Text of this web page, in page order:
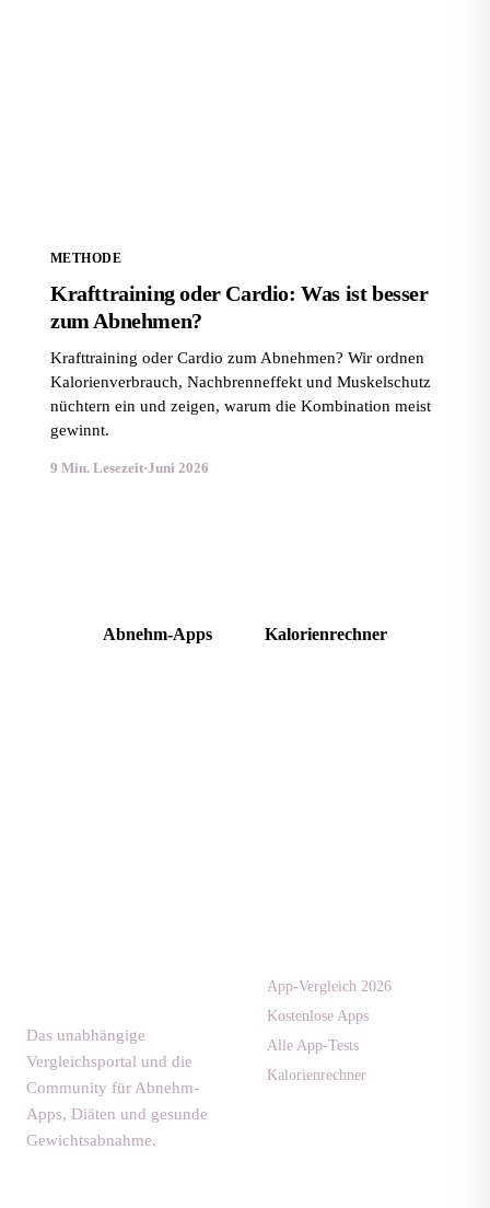
METHODE
Krafttraining oder Cardio: Was ist besser
zum Abnehmen?
Krafttraining oder Cardio zum Abnehmen? Wir ordnen
Kalorienverbrauch, Nachbrenneffekt und Muskelschutz
nüchtern ein und zeigen, warum die Kombination meist
gewinnt.
9 Min. Lesezeit·Juni 2026
Abnehm-Apps Kalorienrechner
Das unabhängige
Vergleichsportal und die
Community für Abnehm-
Apps, Diäten und gesunde
Gewichtsabnahme.
App-Vergleich 2026
Kostenlose Apps
Alle App-Tests
Kalorienrechner